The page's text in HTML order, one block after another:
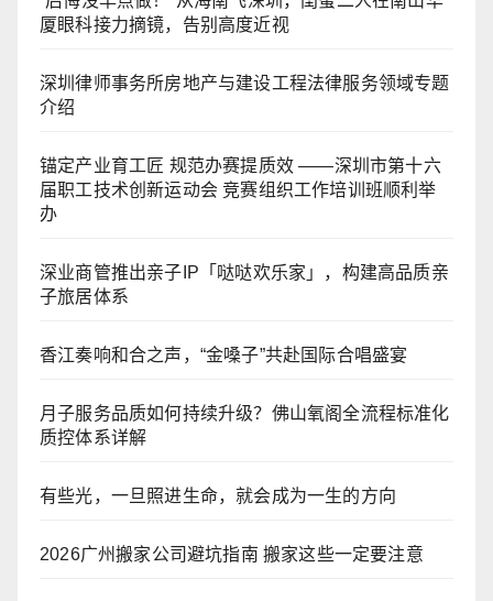
厦眼科接力摘镜，告别高度近视
深圳律师事务所房地产与建设工程法律服务领域专题
介绍
锚定产业育工匠 规范办赛提质效 ——深圳市第十六
届职工技术创新运动会 竞赛组织工作培训班顺利举
办
深业商管推出亲子IP「哒哒欢乐家」，构建高品质亲
子旅居体系
香江奏响和合之声，“金嗓子”共赴国际合唱盛宴
月子服务品质如何持续升级？佛山氧阁全流程标准化
质控体系详解
有些光，一旦照进生命，就会成为一生的方向
2026广州搬家公司避坑指南 搬家这些一定要注意